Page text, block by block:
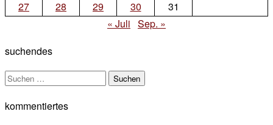
27 28 29 30
31
« Juli Sep. »
suchendes
Suchen
kommentiertes